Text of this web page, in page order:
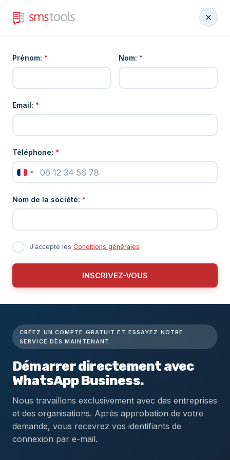
CRÉEZ UN COMPTE GRATUIT ET ESSAYEZ NOTRE
SERVICE DÈS MAINTENANT.
Démarrer directement avec
WhatsApp Business.
Nous travaillons exclusivement avec des entreprises
et des organisations. Après approbation de votre
demande, vous recevrez vos identifiants de
connexion par e-mail.
Prénom: * Nom: *
Email: *
Téléphone: *
Nom de la société: *
J'accepte les Conditions générales
INSCRIVEZ-VOUS